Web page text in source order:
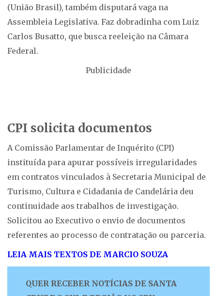
(União Brasil), também disputará vaga na
Assembleia Legislativa. Faz dobradinha com Luiz
Carlos Busatto, que busca reeleição na Câmara
Federal.
Publicidade
CPI solicita documentos
A Comissão Parlamentar de Inquérito (CPI)
instituída para apurar possíveis irregularidades
em contratos vinculados à Secretaria Municipal de
Turismo, Cultura e Cidadania de Candelária deu
continuidade aos trabalhos de investigação.
Solicitou ao Executivo o envio de documentos
referentes ao processo de contratação ou parceria.
LEIA MAIS TEXTOS DE MARCIO SOUZA
QUER RECEBER NOTÍCIAS DE SANTA